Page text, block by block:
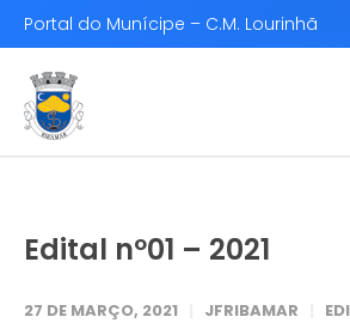
Portal do Munícipe – C.M. Lourinhã
Edital nº01 – 2021
27 DE MARÇO, 2021 JFRIBAMAR